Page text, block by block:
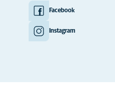
Facebook
Instagram